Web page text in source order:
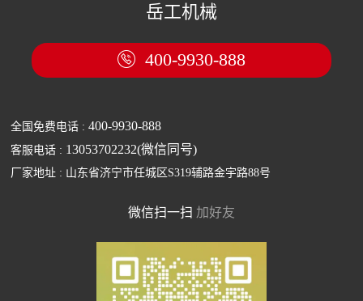
岳工机械
 400-9930-888
全国免费电话 :400-9930-888
客服电话 : 13053702232(微信同号)
厂家地址 : 山东省济宁市任城区S319辅路金宇路88号
微信扫一扫 加好友